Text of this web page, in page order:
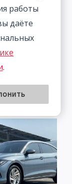
1.5L 112HP
работы
даёте
.